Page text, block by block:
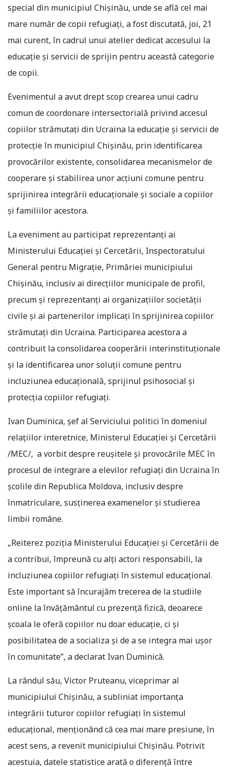
special din municipiul Chișinău, unde se află cel mai
mare număr de copii refugiați, a fost discutată, joi, 21
mai curent, în cadrul unui atelier dedicat accesului la
educație și servicii de sprijin pentru această categorie
de copii.
Evenimentul a avut drept scop crearea unui cadru
comun de coordonare intersectorială privind accesul
copiilor strămutați din Ucraina la educație și servicii de
protecție în municipiul Chișinău, prin identificarea
provocărilor existente, consolidarea mecanismelor de
cooperare și stabilirea unor acțiuni comune pentru
sprijinirea integrării educaționale și sociale a copiilor
și familiilor acestora.
La eveniment au participat reprezentanți ai
Ministerului Educației și Cercetării, Inspectoratului
General pentru Migrație, Primăriei municipiului
Chișinău, inclusiv ai direcțiilor municipale de profil,
precum și reprezentanți ai organizațiilor societății
civile și ai partenerilor implicați în sprijinirea copiilor
strămutați din Ucraina. Participarea acestora a
contribuit la consolidarea cooperării interinstituționale
și la identificarea unor soluții comune pentru
incluziunea educațională, sprijinul psihosocial și
protecția copiilor refugiați.
Ivan Duminica, șef al Serviciului politici în domeniul
relațiilor interetnice, Ministerul Educației și Cercetării
/MEC/, a vorbit despre reușitele și provocările MEC în
procesul de integrare a elevilor refugiați din Ucraina în
școlile din Republica Moldova, inclusiv despre
înmatriculare, susținerea examenelor și studierea
limbii române.
„Reiterez poziția Ministerului Educației și Cercetării de
a contribui, împreună cu alți actori responsabili, la
incluziunea copiilor refugiați în sistemul educațional.
Este important să încurajăm trecerea de la studiile
online la învățământul cu prezență fizică, deoarece
școala le oferă copiilor nu doar educație, ci și
posibilitatea de a socializa și de a se integra mai ușor
în comunitate”, a declarat Ivan Duminică.
La rândul său, Victor Pruteanu, viceprimar al
municipiului Chișinău, a subliniat importanța
integrării tuturor copiilor refugiați în sistemul
educațional, menționând că cea mai mare presiune, în
acest sens, a revenit municipiului Chișinău. Potrivit
acestuia, datele statistice arată o diferență între